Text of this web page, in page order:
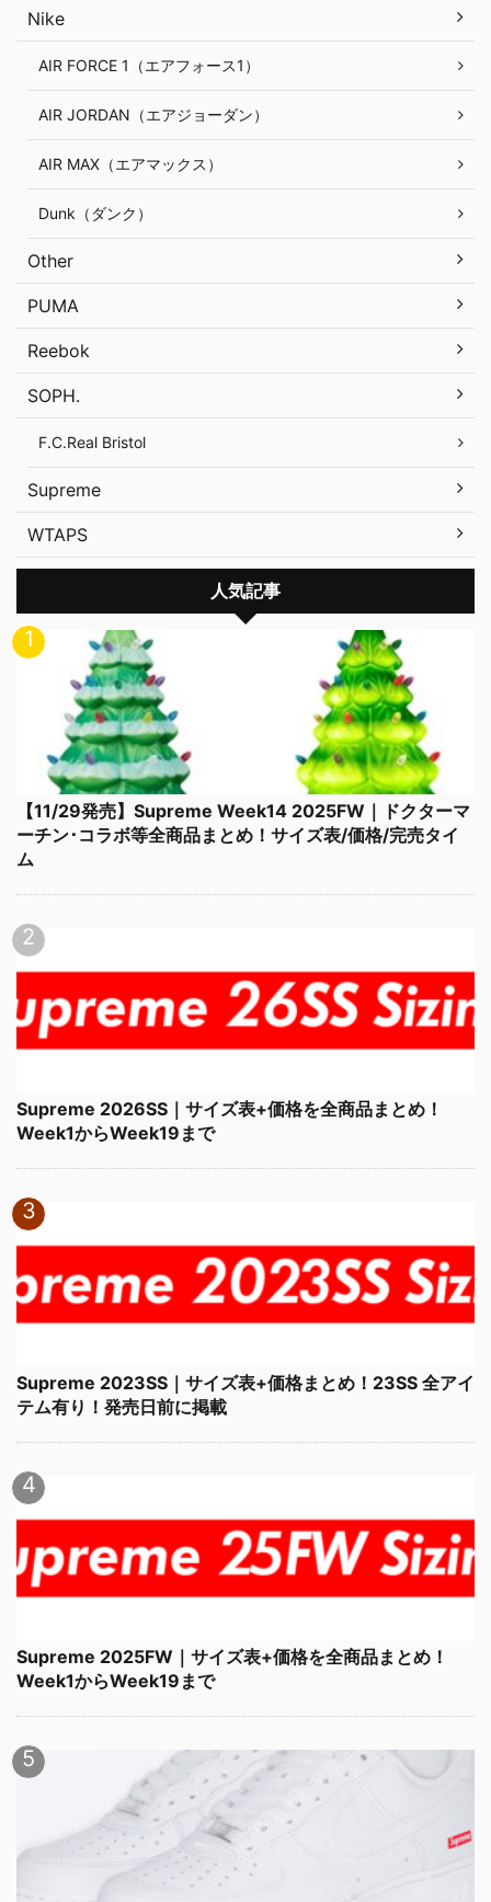
Nike
AIR FORCE 1（エアフォース1）
AIR JORDAN（エアジョーダン）
AIR MAX（エアマックス）
Dunk（ダンク）
Other
PUMA
Reebok
SOPH.
F.C.Real Bristol
Supreme
WTAPS
人気記事
【11/29発売】Supreme Week14 2025FW｜ドクターマ
ーチン･コラボ等全商品まとめ！サイズ表/価格/完売タイ
ム
Supreme 2026SS｜サイズ表+価格を全商品まとめ！
Week1からWeek19まで
Supreme 2023SS｜サイズ表+価格まとめ！23SS 全アイ
テム有り！発売日前に掲載
Supreme 2025FW｜サイズ表+価格を全商品まとめ！
Week1からWeek19まで